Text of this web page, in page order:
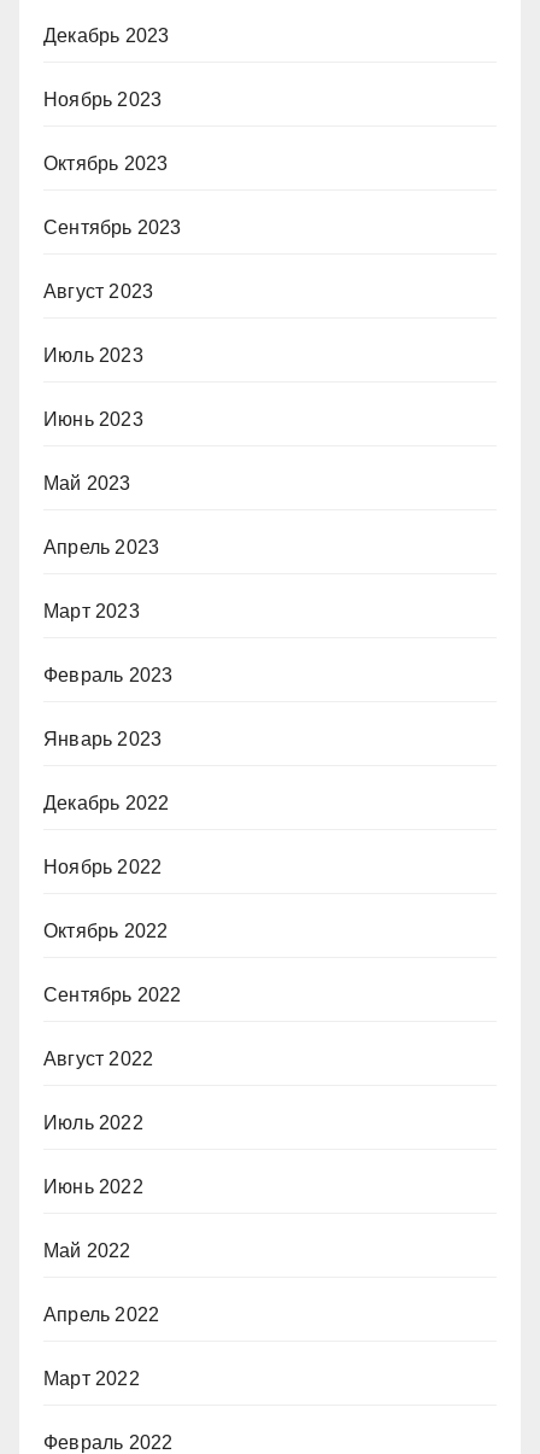
Декабрь 2023
Ноябрь 2023
Октябрь 2023
Сентябрь 2023
Август 2023
Июль 2023
Июнь 2023
Май 2023
Апрель 2023
Март 2023
Февраль 2023
Январь 2023
Декабрь 2022
Ноябрь 2022
Октябрь 2022
Сентябрь 2022
Август 2022
Июль 2022
Июнь 2022
Май 2022
Апрель 2022
Март 2022
Февраль 2022